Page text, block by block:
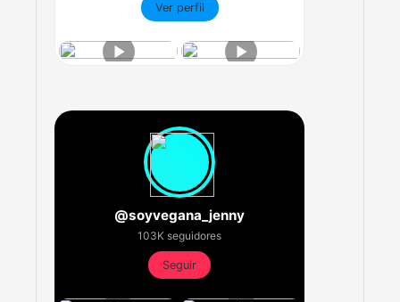
Ver perfil
@soyvegana_jenny
103K seguidores
Seguir